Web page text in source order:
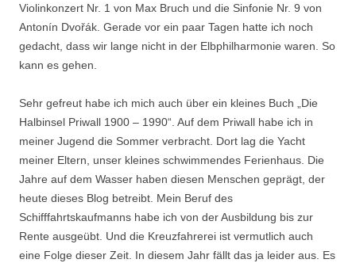
Violinkonzert Nr. 1 von Max Bruch und die Sinfonie Nr. 9 von
Antonín Dvořák. Gerade vor ein paar Tagen hatte ich noch
gedacht, dass wir lange nicht in der Elbphilharmonie waren. So
kann es gehen.
Sehr gefreut habe ich mich auch über ein kleines Buch „Die
Halbinsel Priwall 1900 – 1990“. Auf dem Priwall habe ich in
meiner Jugend die Sommer verbracht. Dort lag die Yacht
meiner Eltern, unser kleines schwimmendes Ferienhaus. Die
Jahre auf dem Wasser haben diesen Menschen geprägt, der
heute dieses Blog betreibt. Mein Beruf des
Schifffahrtskaufmanns habe ich von der Ausbildung bis zur
Rente ausgeübt. Und die Kreuzfahrerei ist vermutlich auch
eine Folge dieser Zeit. In diesem Jahr fällt das ja leider aus. Es